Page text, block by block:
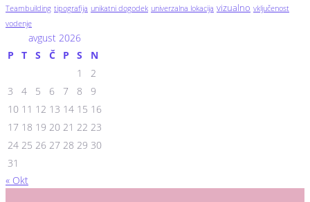
Teambuilding tipografija unikatni dogodek univerzalna lokacija vizualno vključenost
vodenje
avgust 2026
P
T S Č P S
N
1
2
3
4 5 6 7 8
9
10 11 12 13 14 15 16
17 18 19 20 21 22 23
24 25 26 27 28 29 30
31
« Okt